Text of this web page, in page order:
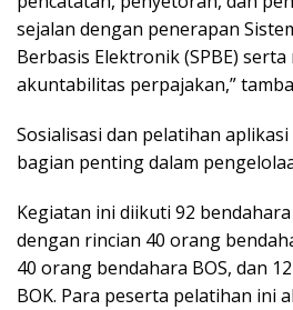
sejalan dengan penerapan
Berbasis Elektronik (SPBE)
akuntabilitas perpajakan,”
Sosialisasi dan pelatihan
bagian penting dalam
Kegiatan ini diikuti 92
dengan rincian 40 orang
40 orang bendahara BOS, dan
BOK. Para peserta pelatihan ini